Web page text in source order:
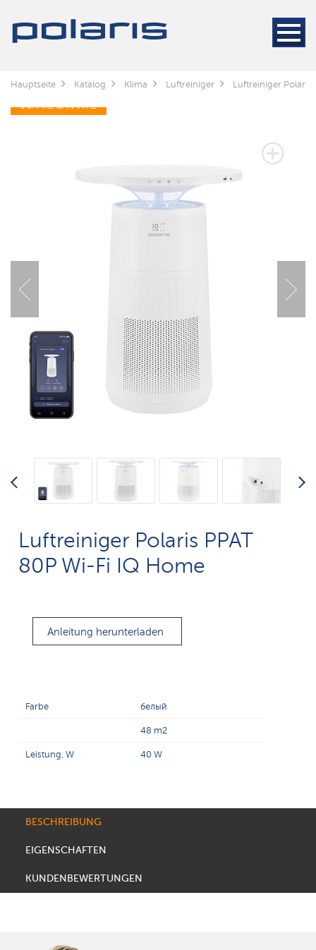
Hauptseite Katalog Klima Luftreiniger Luftreiniger Polaris
3 JAHRE GARANTIE
Luftreiniger Polaris PPAT
80P Wi-Fi IQ Home
Anleitung herunterladen
Farbe белый
48 m2
Leistung, W 40 W
BESCHREIBUNG
EIGENSCHAFTEN
KUNDENBEWERTUNGEN